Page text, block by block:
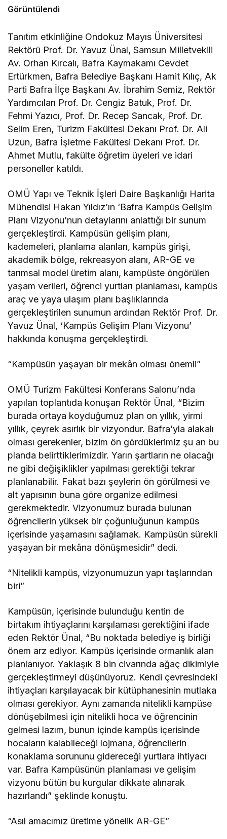
Görüntülendi
Tanıtım etkinliğine Ondokuz Mayıs Üniversitesi
Rektörü Prof. Dr. Yavuz Ünal, Samsun Milletvekili
Av. Orhan Kırcalı, Bafra Kaymakamı Cevdet
Ertürkmen, Bafra Belediye Başkanı Hamit Kılıç, Ak
Parti Bafra İlçe Başkanı Av. İbrahim Semiz, Rektör
Yardımcıları Prof. Dr. Cengiz Batuk, Prof. Dr.
Fehmi Yazıcı, Prof. Dr. Recep Sancak, Prof. Dr.
Selim Eren, Turizm Fakültesi Dekanı Prof. Dr. Ali
Uzun, Bafra İşletme Fakültesi Dekanı Prof. Dr.
Ahmet Mutlu, fakülte öğretim üyeleri ve idari
personeller katıldı.
OMÜ Yapı ve Teknik İşleri Daire Başkanlığı Harita
Mühendisi Hakan Yıldız’ın ‘Bafra Kampüs Gelişim
Planı Vizyonu’nun detaylarını anlattığı bir sunum
gerçekleştirdi. Kampüsün gelişim planı,
kademeleri, planlama alanları, kampüs girişi,
akademik bölge, rekreasyon alanı, AR-GE ve
tarımsal model üretim alanı, kampüste öngörülen
yaşam verileri, öğrenci yurtları planlaması, kampüs
araç ve yaya ulaşım planı başlıklarında
gerçekleştirilen sunumun ardından Rektör Prof. Dr.
Yavuz Ünal, ‘Kampüs Gelişim Planı Vizyonu’
hakkında konuşma gerçekleştirdi.
“Kampüsün yaşayan bir mekân olması önemli”
OMÜ Turizm Fakültesi Konferans Salonu’nda
yapılan toplantıda konuşan Rektör Ünal, “Bizim
burada ortaya koyduğumuz plan on yıllık, yirmi
yıllık, çeyrek asırlık bir vizyondur. Bafra’yla alakalı
olması gerekenler, bizim ön gördüklerimiz şu an bu
planda belirttiklerimizdir. Yarın şartların ne olacağı
ne gibi değişiklikler yapılması gerektiği tekrar
planlanabilir. Fakat bazı şeylerin ön görülmesi ve
alt yapısının buna göre organize edilmesi
gerekmektedir. Vizyonumuz burada bulunan
öğrencilerin yüksek bir çoğunluğunun kampüs
içerisinde yaşamasını sağlamak. Kampüsün sürekli
yaşayan bir mekâna dönüşmesidir” dedi.
“Nitelikli kampüs, vizyonumuzun yapı taşlarından
biri”
Kampüsün, içerisinde bulunduğu kentin de
birtakım ihtiyaçlarını karşılaması gerektiğini ifade
eden Rektör Ünal, “Bu noktada belediye iş birliği
önem arz ediyor. Kampüs içerisinde ormanlık alan
planlanıyor. Yaklaşık 8 bin civarında ağaç dikimiyle
gerçekleştirmeyi düşünüyoruz. Kendi çevresindeki
ihtiyaçları karşılayacak bir kütüphanesinin mutlaka
olması gerekiyor. Aynı zamanda nitelikli kampüse
dönüşebilmesi için nitelikli hoca ve öğrencinin
gelmesi lazım, bunun içinde kampüs içerisinde
hocaların kalabileceği lojmana, öğrencilerin
konaklama sorununu gidereceği yurtlara ihtiyacı
var. Bafra Kampüsünün planlaması ve gelişim
vizyonu bütün bu kurgular dikkate alınarak
hazırlandı” şeklinde konuştu.
“Asıl amacımız üretime yönelik AR-GE”